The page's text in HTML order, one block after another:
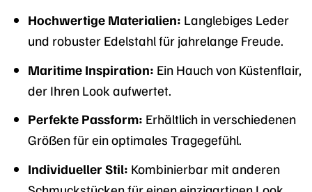
Hochwertige Materialien: Langlebiges Leder
und robuster Edelstahl für jahrelange Freude.
Maritime Inspiration: Ein Hauch von Küstenflair,
der Ihren Look aufwertet.
Perfekte Passform: Erhältlich in verschiedenen
Größen für ein optimales Tragegefühl.
Individueller Stil: Kombinierbar mit anderen